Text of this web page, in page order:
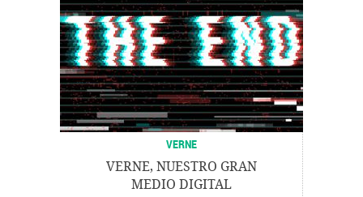
VERNE
VERNE, NUESTRO GRAN
MEDIO DIGITAL